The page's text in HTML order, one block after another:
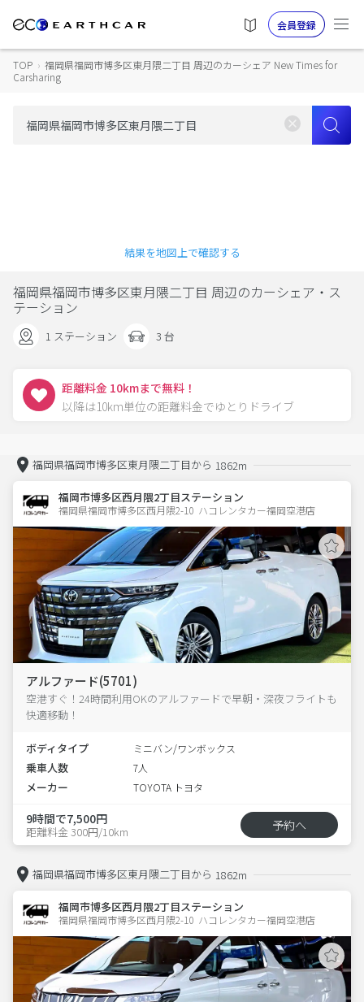
会員登録
TOP › 福岡県福岡市博多区東月隈二丁目 周辺のカーシェア New Times for
Carsharing
結果を地図上で確認する
福岡県福岡市博多区東月隈二丁目 周辺のカーシェア・ス
テーション
1 ステーション 3 台
距離料金 10kmまで無料！
以降は10km単位の距離料金でゆとりドライブ
福岡県福岡市博多区東月隈二丁目から 1862m
福岡市博多区西月隈2丁目ステーション
福岡県福岡市博多区西月隈2-10  ハコレンタカー福岡空港店
アルファード(5701)
空港すぐ！24時間利用OKのアルファードで早朝・深夜フライトも
快適移動！
ボディタイプ ミニバン/ワンボックス
乗車人数 7人
メーカー TOYOTA トヨタ
9時間で7,500円
距離料金 300円/10km 予約へ
福岡県福岡市博多区東月隈二丁目から 1862m
福岡市博多区西月隈2丁目ステーション
福岡県福岡市博多区西月隈2-10  ハコレンタカー福岡空港店